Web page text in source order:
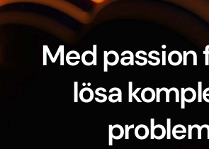
Med passion
lösa